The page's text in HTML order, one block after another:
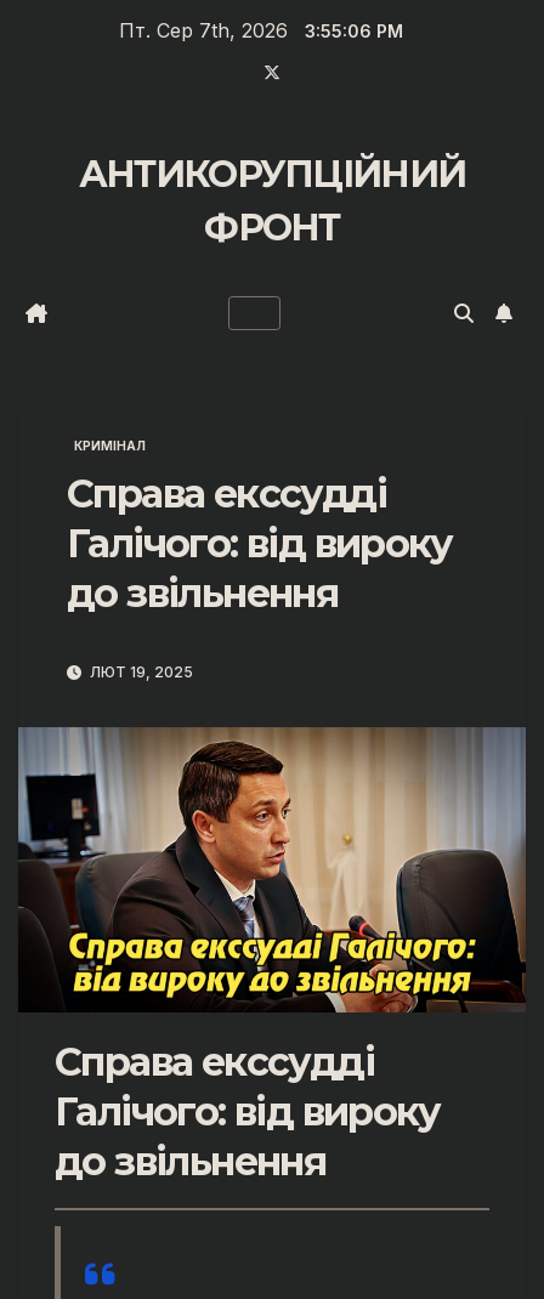
Пт. Сер 7th, 2026 3:55:06 PM
АНТИКОРУПЦІЙНИЙ
ФРОНТ
КРИМІНАЛ
Справа екссудді
Галічого: від вироку
до звільнення
ЛЮТ 19, 2025
Справа екссудді
Галічого: від вироку
до звільнення